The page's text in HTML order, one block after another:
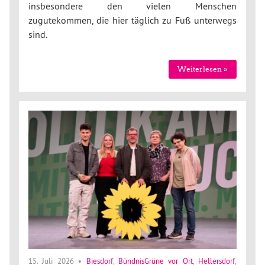
insbesondere den vielen Menschen
zugutekommen, die hier täglich zu Fuß unterwegs
sind.
Weiterlesen »
15. Juli 2026• Biesdorf, BündnisGrüne vor Ort, Hellersdorf,